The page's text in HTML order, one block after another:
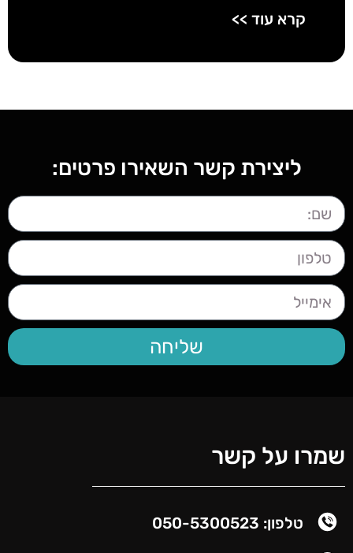
קרא עוד >>
ליצירת קשר השאירו פרטים:
שליחה
שמרו על קשר
טלפון: 050-5300523